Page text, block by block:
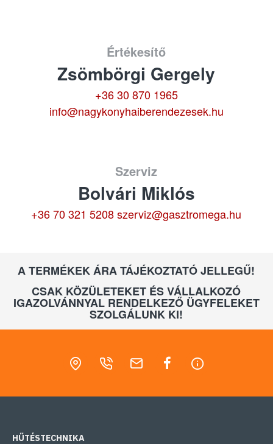
Értékesítő
Zsömbörgi Gergely
+36 30 870 1965
info@nagykonyhaiberendezesek.hu
Szerviz
Bolvári Miklós
+36 70 321 5208 szerviz@gasztromega.hu
A TERMÉKEK ÁRA TÁJÉKOZTATÓ JELLEGŰ!
CSAK KÖZÜLETEKET ÉS VÁLLALKOZÓ
IGAZOLVÁNNYAL RENDELKEZŐ ÜGYFELEKET
SZOLGÁLUNK KI!
HŰTÉSTECHNIKA